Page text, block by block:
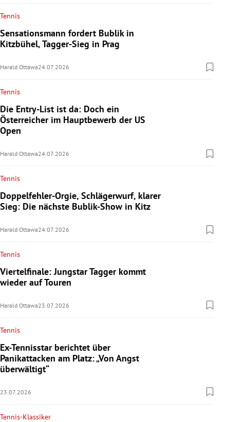
Tennis
Sensationsmann fordert Bublik in
Kitzbühel, Tagger-Sieg in Prag
Harald Ottawa24.07.2026
Tennis
Die Entry-List ist da: Doch ein
Österreicher im Hauptbewerb der US
Open
Harald Ottawa24.07.2026
Tennis
Doppelfehler-Orgie, Schlägerwurf, klarer
Sieg: Die nächste Bublik-Show in Kitz
Harald Ottawa24.07.2026
Tennis
Viertelfinale: Jungstar Tagger kommt
wieder auf Touren
Harald Ottawa23.07.2026
Tennis
Ex-Tennisstar berichtet über
Panikattacken am Platz: „Von Angst
überwältigt“
23.07.2026
Tennis-Klassiker